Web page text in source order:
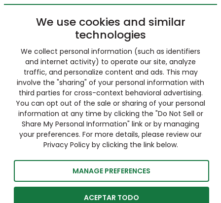
We use cookies and similar
technologies
We collect personal information (such as identifiers
and internet activity) to operate our site, analyze
traffic, and personalize content and ads. This may
involve the "sharing" of your personal information with
third parties for cross-context behavioral advertising.
You can opt out of the sale or sharing of your personal
information at any time by clicking the "Do Not Sell or
Share My Personal Information" link or by managing
your preferences. For more details, please review our
Privacy Policy by clicking the link below.
MANAGE PREFERENCES
ACEPTAR TODO